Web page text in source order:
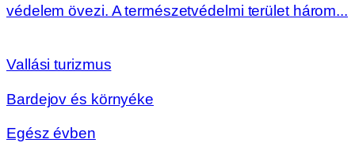
védelem övezi. A természetvédelmi terület három...
Vallási turizmus
Bardejov és környéke
Egész évben